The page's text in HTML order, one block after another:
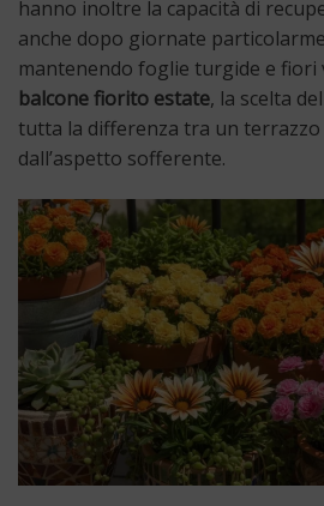
hanno inoltre la capacità di
anche dopo giornate
mantenendo foglie turgide e fiori
balcone fiorito estate, la scelta
tutta la differenza tra un
dall’aspetto sofferente.